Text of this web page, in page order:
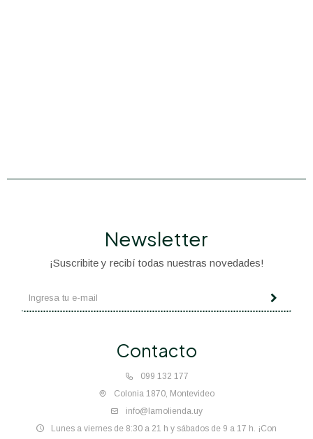
Contacto
099 132 177
Colonia 1870, Montevideo
info@lamolienda.uy
Lunes a viernes de 8:30 a 21 h y sábados de 9 a 17 h. ¡Con
Newsletter
¡Suscribite y recibí todas nuestras novedades!